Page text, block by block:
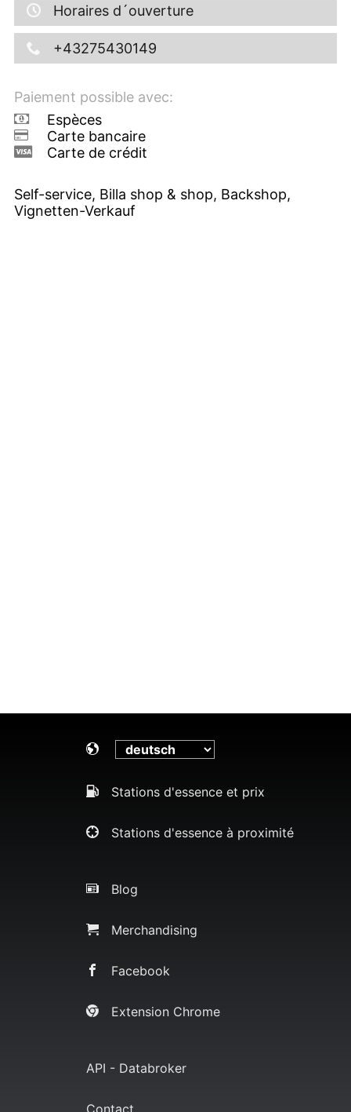
Horaires d´ouverture
+43275430149
Paiement possible avec:
Espèces
Carte bancaire
Carte de crédit
Self-service, Billa shop & shop, Backshop,
Vignetten-Verkauf
Stations d'essence et prix
Stations d'essence à proximité
Blog
Merchandising
Facebook
Extension Chrome
API - Databroker
Contact